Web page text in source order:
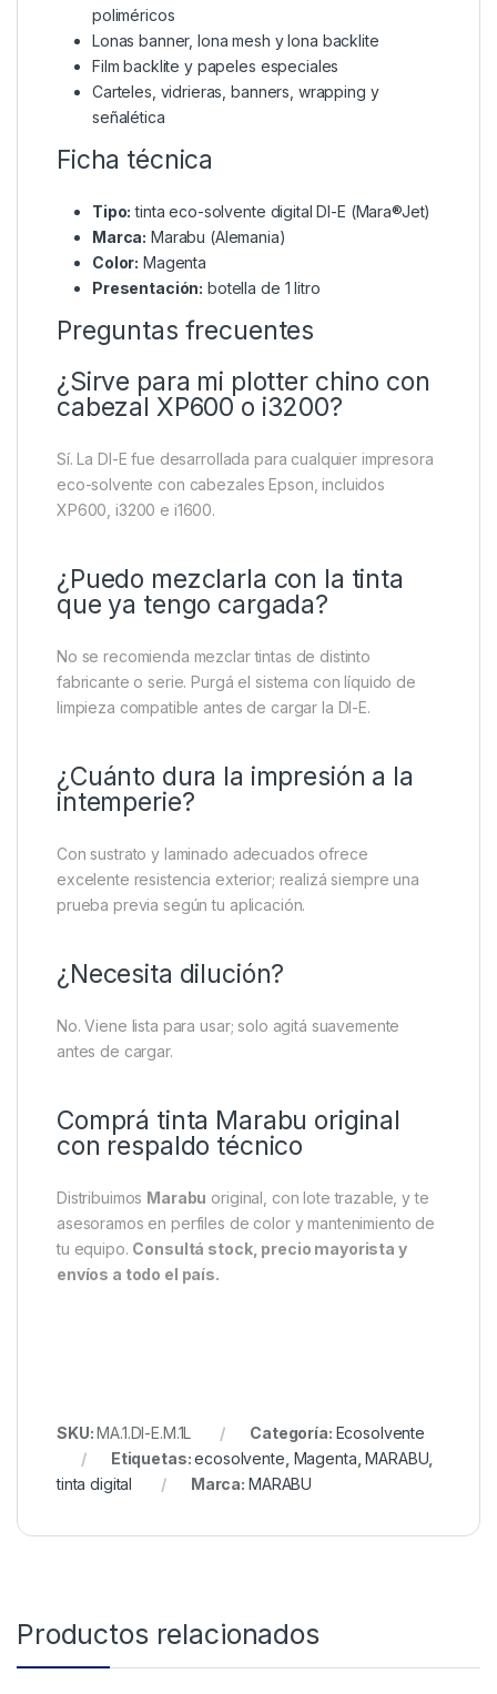
poliméricos
Lonas banner, lona mesh y lona backlite
Film backlite y papeles especiales
Carteles, vidrieras, banners, wrapping y
señalética
Ficha técnica
Tipo: tinta eco-solvente digital DI-E (Mara®Jet)
Marca: Marabu (Alemania)
Color: Magenta
Presentación: botella de 1 litro
Preguntas frecuentes
¿Sirve para mi plotter chino con
cabezal XP600 o i3200?
Sí. La DI-E fue desarrollada para cualquier impresora
eco-solvente con cabezales Epson, incluidos
XP600, i3200 e i1600.
¿Puedo mezclarla con la tinta
que ya tengo cargada?
No se recomienda mezclar tintas de distinto
fabricante o serie. Purgá el sistema con líquido de
limpieza compatible antes de cargar la DI-E.
¿Cuánto dura la impresión a la
intemperie?
Con sustrato y laminado adecuados ofrece
excelente resistencia exterior; realizá siempre una
prueba previa según tu aplicación.
¿Necesita dilución?
No. Viene lista para usar; solo agitá suavemente
antes de cargar.
Comprá tinta Marabu original
con respaldo técnico
Distribuimos Marabu original, con lote trazable, y te
asesoramos en perfiles de color y mantenimiento de
tu equipo. Consultá stock, precio mayorista y
envíos a todo el país.
SKU:MA.1.DI-E.M.1L Categoría: Ecosolvente
Etiquetas:ecosolvente Magenta ,MARABU
tinta digital
Marca: MARABU
Productos relacionados